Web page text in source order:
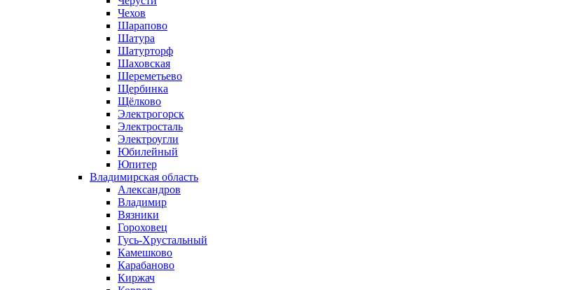
Чехов
Шарапово
Шатура
Шатурторф
Шаховская
Шереметьево
Щербинка
Щёлково
Электрогорск
Электросталь
Электроугли
Юбилейный
Юпитер
Владимирская область
Александров
Владимир
Вязники
Гороховец
Гусь-Хрустальный
Камешково
Карабаново
Киржач